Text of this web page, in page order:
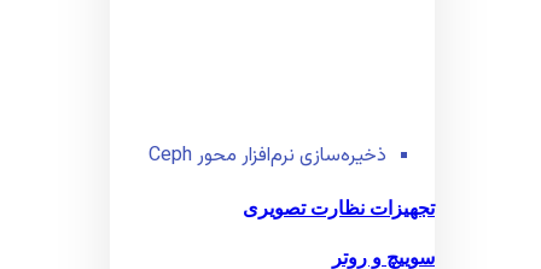
ذخیره‌سازی نرم‌افزار محور Ceph
تجهیزات نظارت تصویری
سوییچ و روتر